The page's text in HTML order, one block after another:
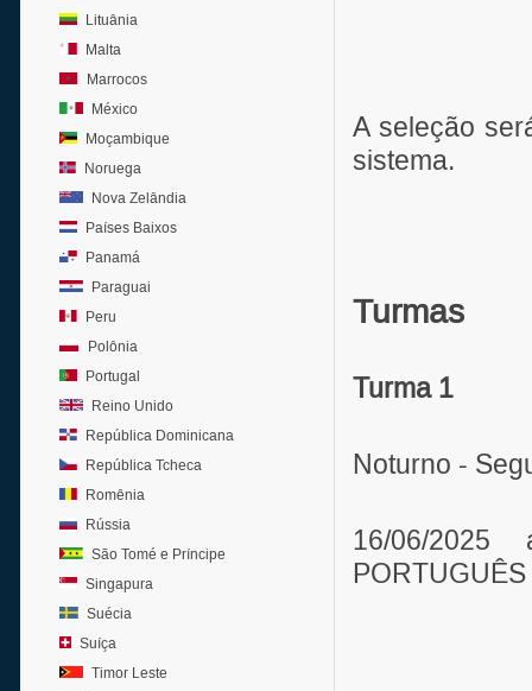
Lituânia
Malta
Marrocos
México
Moçambique
Noruega
Nova Zelândia
Países Baixos
Panamá
Paraguai
Peru
Polônia
Portugal
Reino Unido
República Dominicana
República Tcheca
Romênia
Rússia
São Tomé e Príncipe
Singapura
Suécia
Suíça
Timor Leste
A seleção
sistema.
Turmas
Turma 1
Noturno -
16/06/